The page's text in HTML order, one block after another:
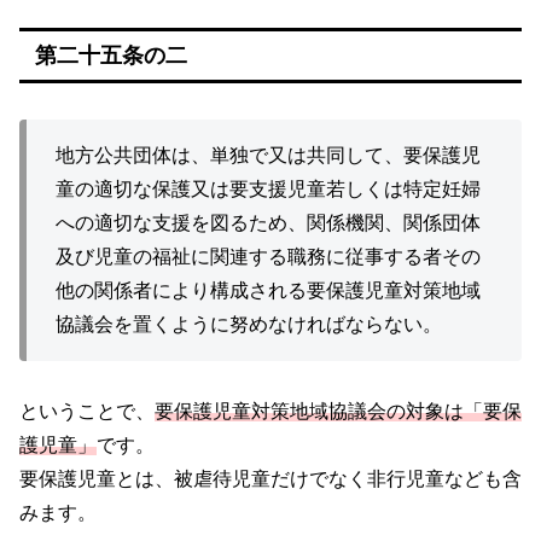
第二十五条の二
地方公共団体は、単独で又は共同して、要保護児
童の適切な保護又は要支援児童若しくは特定妊婦
への適切な支援を図るため、関係機関、関係団体
及び児童の福祉に関連する職務に従事する者その
他の関係者により構成される要保護児童対策地域
協議会を置くように努めなければならない。
ということで、 要保護児童対策地域協議会の対象は「要保
護児童」です。
要保護児童とは、被虐待児童だけでなく非行児童なども含
みます。